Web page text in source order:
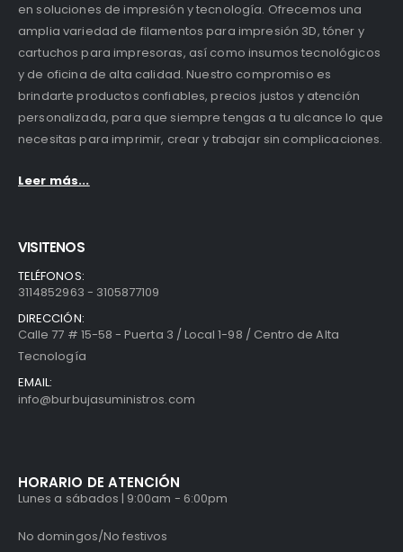
en soluciones de impresión y tecnología. Ofrecemos una
amplia variedad de filamentos para impresión 3D, tóner y
cartuchos para impresoras, así como insumos tecnológicos
y de oficina de alta calidad. Nuestro compromiso es
brindarte productos confiables, precios justos y atención
personalizada, para que siempre tengas a tu alcance lo que
necesitas para imprimir, crear y trabajar sin complicaciones.
Leer más...
VISITENOS
TELÉFONOS:
3114852963 - 3105877109
DIRECCIÓN:
Calle 77 # 15-58 - Puerta 3 / Local 1-98 / Centro de Alta
Tecnología
EMAIL:
info@burbujasuministros.com
HORARIO DE ATENCIÓN
Lunes a sábados | 9:00am - 6:00pm
No domingos/No festivos